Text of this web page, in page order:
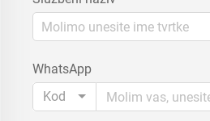
WhatsApp
Kod